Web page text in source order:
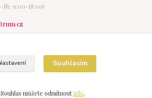
Ne 9:00-18:00)
na Eshop-rychle.cz
Souhlasím
Souhlas můžete odmítnoutzde.